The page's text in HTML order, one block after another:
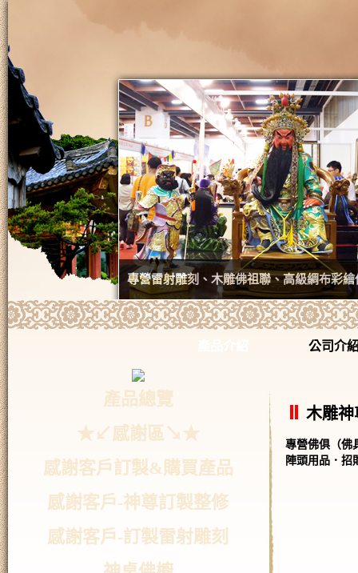
專營雷射雕刻、木雕佛祖聯、高級綢布彩
公司介
產品總覽
★↙感謝區↘★
感謝客戶訂製&購買產品
感謝客戶-神尊訂製整修
感謝客戶-訂製雷射雕刻
木雕神
專營佛俱（佛
陣頭用品．招